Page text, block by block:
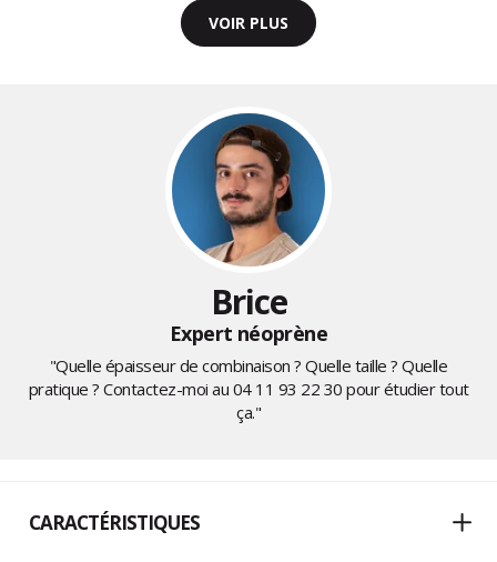
VOIR PLUS
Brice
Expert néoprène
"Quelle épaisseur de combinaison ? Quelle taille ? Quelle
pratique ? Contactez-moi au 04 11 93 22 30 pour étudier tout
ça."
CARACTÉRISTIQUES